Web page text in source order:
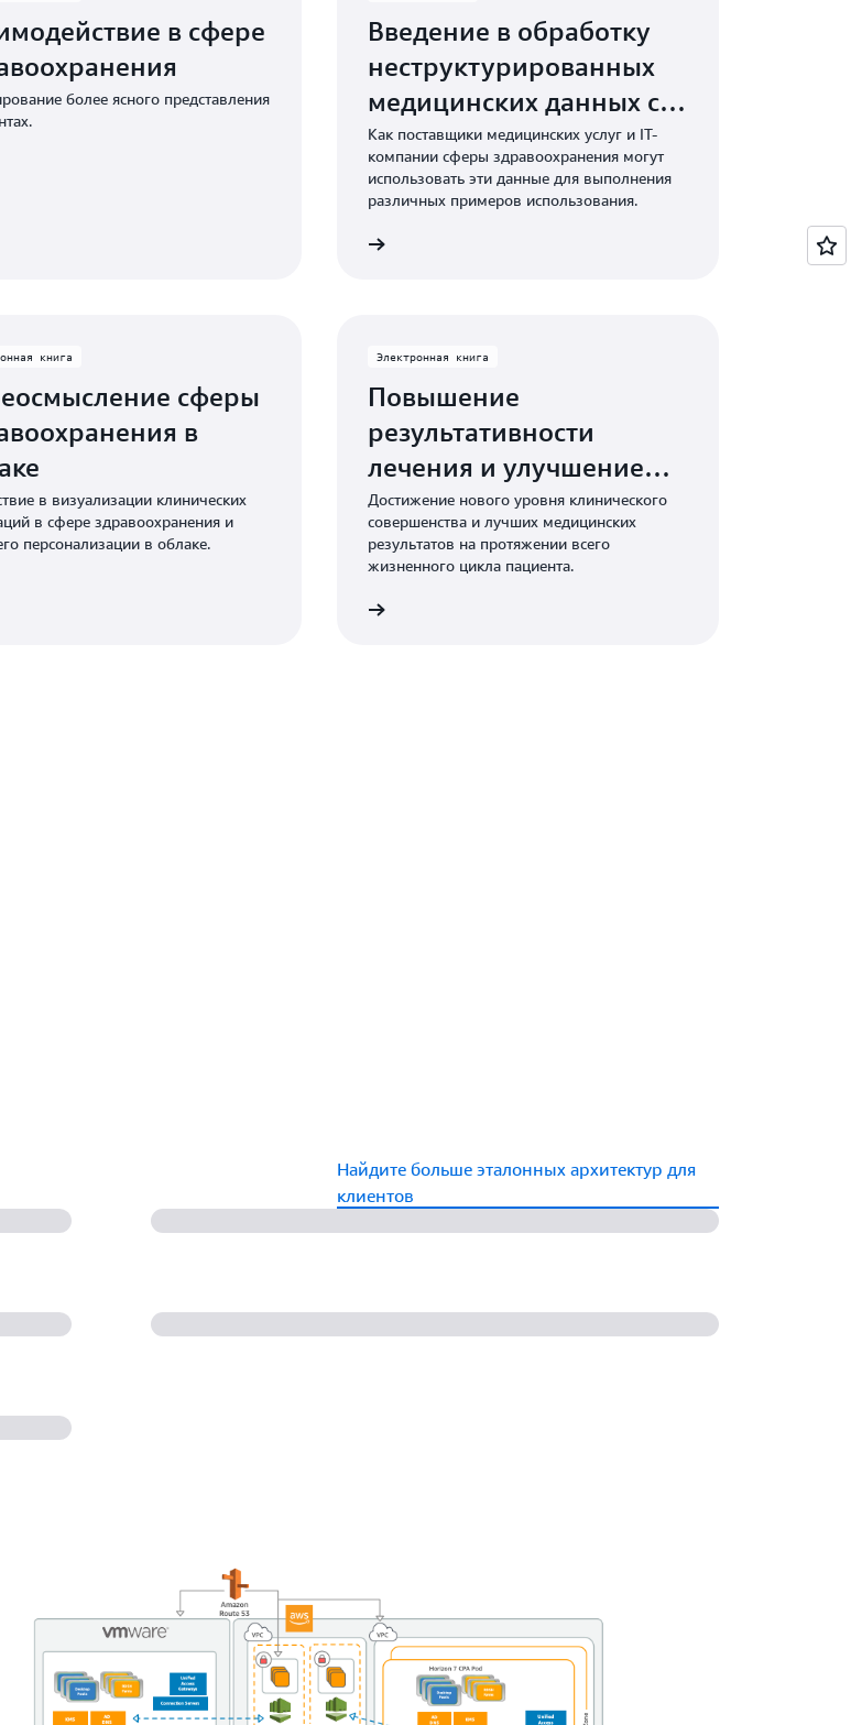
в сфере
более ясного представления
Введение в обработку
неструктурированных
медицинских данных с
помощью Amazon
Comprehend Medical
Как поставщики медицинских услуг и IT-
компании сферы здравоохранения могут
использовать эти данные для выполнения
различных примеров использования.
книга
сферы
в
в визуализации клинических
в сфере здравоохранения и
персонализации в облаке.
Электронная книга
Повышение
результативности
лечения и улучшение
результатов для бизнеса
благодаря машинному
обучению
Достижение нового уровня клинического
совершенства и лучших медицинских
результатов на протяжении всего
жизненного цикла пациента.
Найдите больше эталонных архитектур для
клиентов